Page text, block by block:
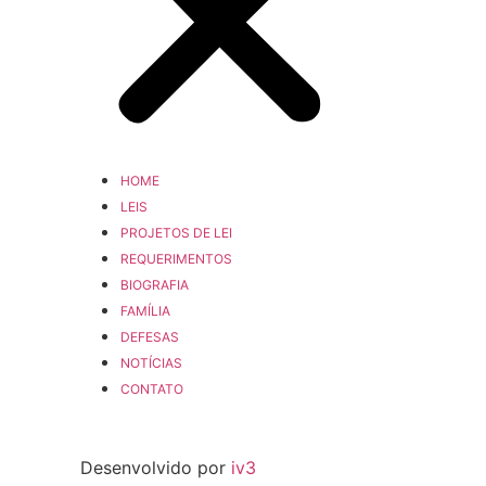
HOME
LEIS
PROJETOS DE LEI
REQUERIMENTOS
BIOGRAFIA
FAMÍLIA
DEFESAS
NOTÍCIAS
CONTATO
Desenvolvido por iv3